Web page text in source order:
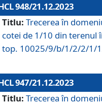
948/21.12.2023
Titlu: Trecerea în
cotei de 1/10 din terenul
top. 10025/9/b/1/2/2/1/
947/21.12.2023
Titlu: Trecerea în